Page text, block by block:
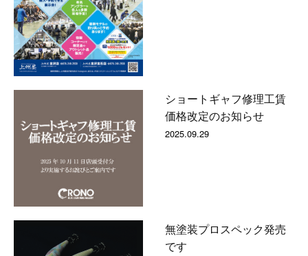
ショートギャフ修理工賃
価格改定のお知らせ
2025.09.29
無塗装プロスペック発売
です